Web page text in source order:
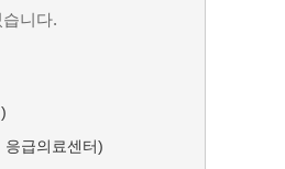
니다.
응급의료센터)